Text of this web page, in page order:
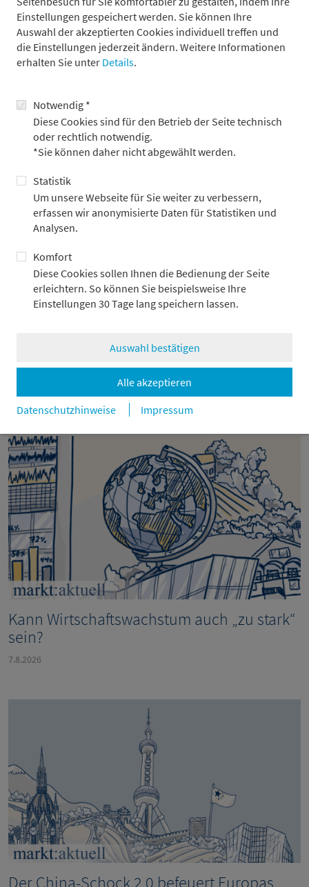
Einstellungen gespeichert werden. Sie können Ihre
Auswahl der akzeptierten Cookies individuell treffen und
die Einstellungen jederzeit ändern. Weitere Informationen
erhalten Sie unter Details.
Notwendig *
Diese Cookies sind für den Betrieb der Seite technisch
oder rechtlich notwendig.
*Sie können daher nicht abgewählt werden.
Statistik
Um unsere Webseite für Sie weiter zu verbessern,
erfassen wir anonymisierte Daten für Statistiken und
Analysen.
Komfort
Diese Cookies sollen Ihnen die Bedienung der Seite
erleichtern. So können Sie beispielsweise Ihre
Einstellungen 30 Tage lang speichern lassen.
Auswahl bestätigen
Alle akzeptieren
Datenschutzhinweise
Impressum
Das war der erste „Economist Summit“
Werfen Sie gerne auch einen Blick auf unseren ersten
Economist Summit, den Metzler/Payden im letzten Jahr
veranstaltet hat.
Mehr erfahren
Weitere Beiträge
Kann Wirtschaftswachstum auch „zu stark“
sein?
7.8.2026